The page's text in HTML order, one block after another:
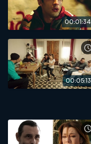
00:01:34
00:05:13